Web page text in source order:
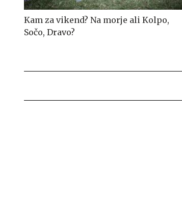
Kam za vikend? Na morje ali Kolpo,
Sočo, Dravo?